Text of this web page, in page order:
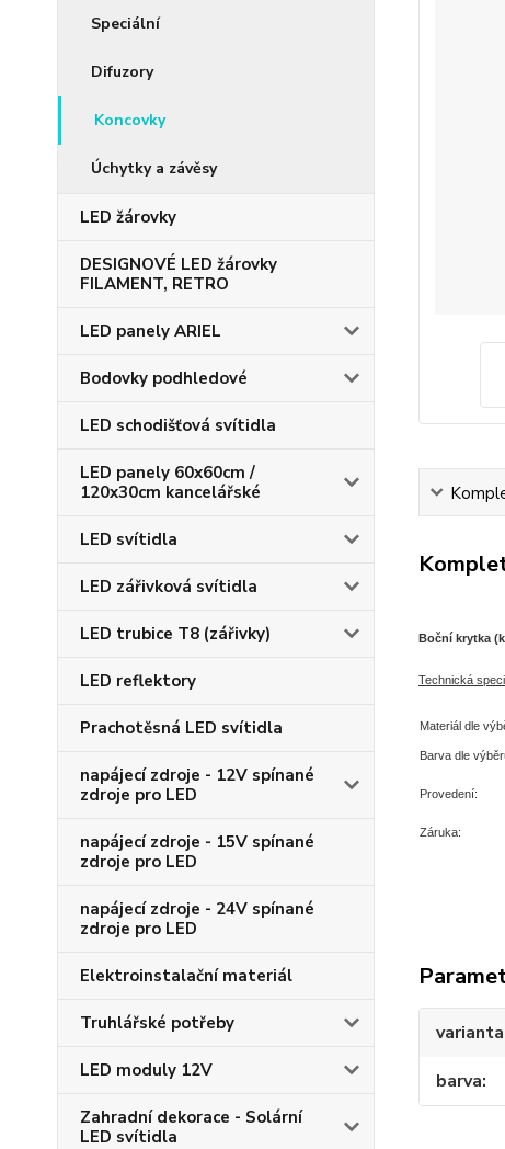
Speciální
Difuzory
Koncovky
Úchytky a závěsy
LED žárovky
DESIGNOVÉ LED žárovky
FILAMENT, RETRO
LED panely ARIEL
Bodovky podhledové
LED schodišťová svítidla
LED panely 60x60cm /
120x30cm kancelářské
LED svítidla
LED zářivková svítidla
LED trubice T8 (zářivky)
LED reflektory
Prachotěsná LED svítidla
napájecí zdroje - 12V spínané
zdroje pro LED
napájecí zdroje - 15V spínané
zdroje pro LED
napájecí zdroje - 24V spínané
zdroje pro LED
Elektroinstalační materiál
Truhlářské potřeby
LED moduly 12V
Zahradní dekorace - Solární
LED svítidla
Boční krytka
Technická
Materiál dle
Barva dle
Provedení:
Záruka:
barva